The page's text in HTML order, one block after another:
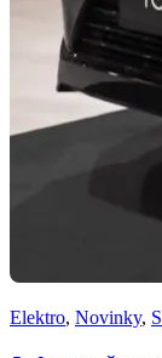
Elektro, Novinky,